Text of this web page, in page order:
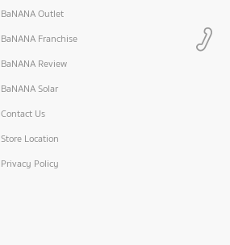
BaNANA Outlet
BaNANA Franchise
BaNANA Review
BaNANA Solar
Contact Us
Store Location
Privacy Policy